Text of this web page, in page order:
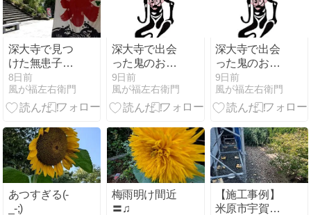
深大寺で見つ
けた無患子
（ムクロジ）
｜羽根つきと
石鹸の木に秘
知恵
8日前
風が福左右衛門
深大寺で出会
った鬼のお札
｜角大師に秘
められた疫病
退散の祈り
9日前
風が福左右衛門
深大寺で出会
った鬼のお札
｜角大師に秘
められた疫病
退散の祈り
9日前
風が福左右衛門
あつすぎる(-
_-;)
梅雨明け間近
〓♫
【施工事例】
米原市宇賀野